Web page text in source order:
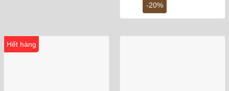
-20%
Hết hàng